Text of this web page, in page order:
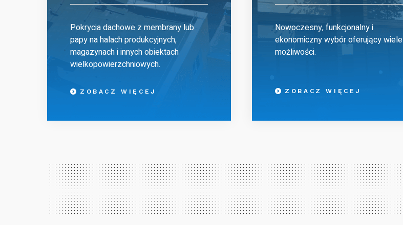
Pokrycia dachowe z membrany lub
papy na halach produkcyjnych,
magazynach i innych obiektach
wielkopowierzchniowych.
ZOBACZ WIĘCEJ
Nowoczesny, funkcjonalny i
ekonomiczny wybór oferujący wiele
możliwości.
ZOBACZ WIĘCEJ